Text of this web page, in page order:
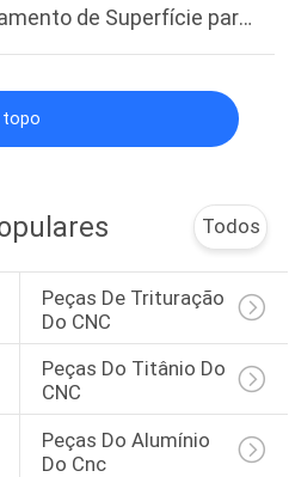
de Superfície para
topo
Todos
Peças De Trituração
Do CNC
Peças Do Titânio Do
CNC
Peças Do Alumínio
Do Cnc